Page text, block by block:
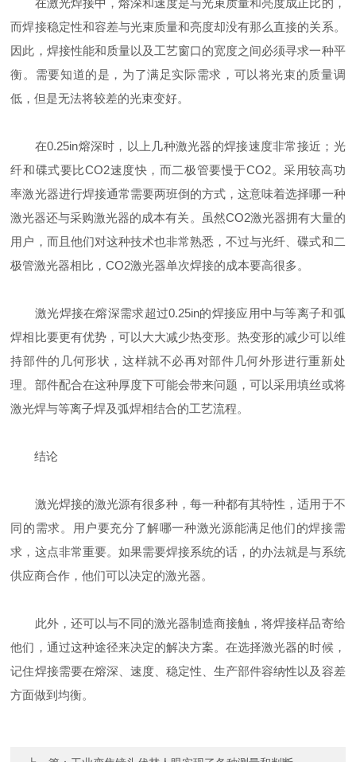
在激光焊接中，熔深和速度是与光束质量和亮度成正比的，
而焊接稳定性和容差与光束质量和亮度却没有那么直接的关系。
因此，焊接性能和质量以及工艺窗口的宽度之间必须寻求一种平
衡。需要知道的是，为了满足实际需求，可以将光束的质量调
低，但是无法将较差的光束变好。
在0.25in熔深时，以上几种激光器的焊接速度非常接近；光
纤和碟式要比CO2速度快，而二极管要慢于CO2。采用较高功
率激光器进行焊接通常需要两班倒的方式，这意味着选择哪一种
激光器还与采购激光器的成本有关。虽然CO2激光器拥有大量的
用户，而且他们对这种技术也非常熟悉，不过与光纤、碟式和二
极管激光器相比，CO2激光器单次焊接的成本要高很多。
激光焊接在熔深需求超过0.25in的焊接应用中与等离子和弧
焊相比要更有优势，可以大大减少热变形。热变形的减少可以维
持部件的几何形状，这样就不必再对部件几何外形进行重新处
理。部件配合在这种厚度下可能会带来问题，可以采用填丝或将
激光焊与等离子焊及弧焊相结合的工艺流程。
结论
激光焊接的激光源有很多种，每一种都有其特性，适用于不
同的需求。用户要充分了解哪一种激光源能满足他们的焊接需
求，这点非常重要。如果需要焊接系统的话，的办法就是与系统
供应商合作，他们可以决定的激光器。
此外，还可以与不同的激光器制造商接触，将焊接样品寄给
他们，通过这种途径来决定的解决方案。在选择激光器的时候，
记住焊接需要在熔深、速度、稳定性、生产部件容纳性以及容差
方面做到均衡。